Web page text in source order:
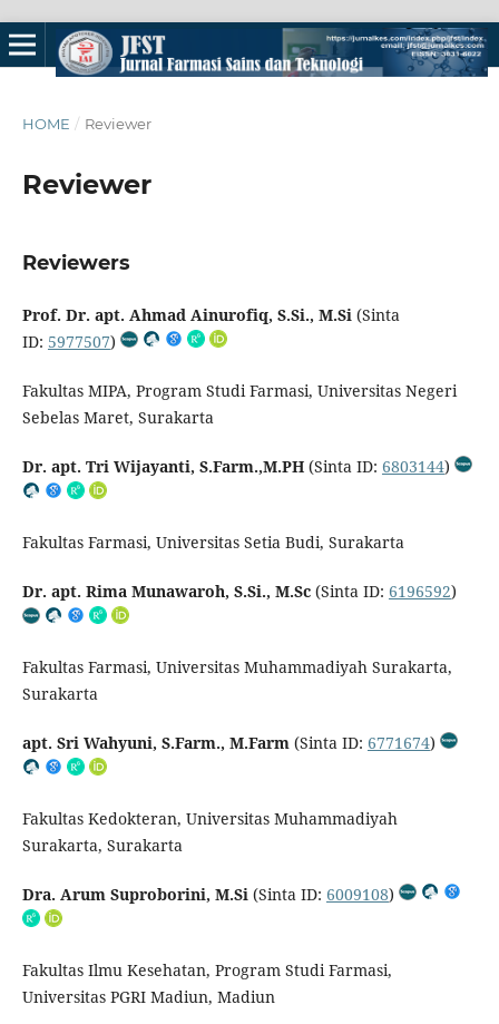
HOME / Reviewer
Reviewer
Reviewers
Prof. Dr. apt. Ahmad Ainurofiq, S.Si., M.Si(Sinta
ID: 5977507)
Fakultas MIPA, Program Studi Farmasi, Universitas Negeri
Sebelas Maret, Surakarta
Dr. apt. Tri Wijayanti, S.Farm.,M.PH(Sinta ID: 6803144)
Fakultas Farmasi, Universitas Setia Budi, Surakarta
Dr. apt. Rima Munawaroh, S.Si., M.Sc (Sinta ID: 6196592)
Fakultas Farmasi, Universitas Muhammadiyah Surakarta,
Surakarta
apt. Sri Wahyuni, S.Farm., M.Farm(Sinta ID: 6771674)
Fakultas Kedokteran, Universitas Muhammadiyah
Surakarta, Surakarta
Dra. Arum Suproborini, M.Si (Sinta ID: 6009108)
Fakultas Ilmu Kesehatan, Program Studi Farmasi,
Universitas PGRI Madiun, Madiun